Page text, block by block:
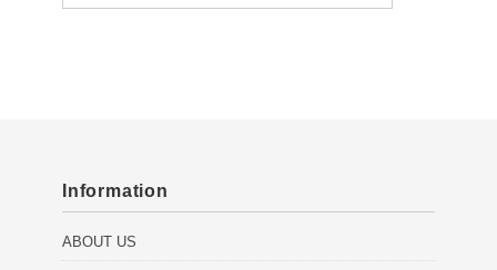
Information
ABOUT US